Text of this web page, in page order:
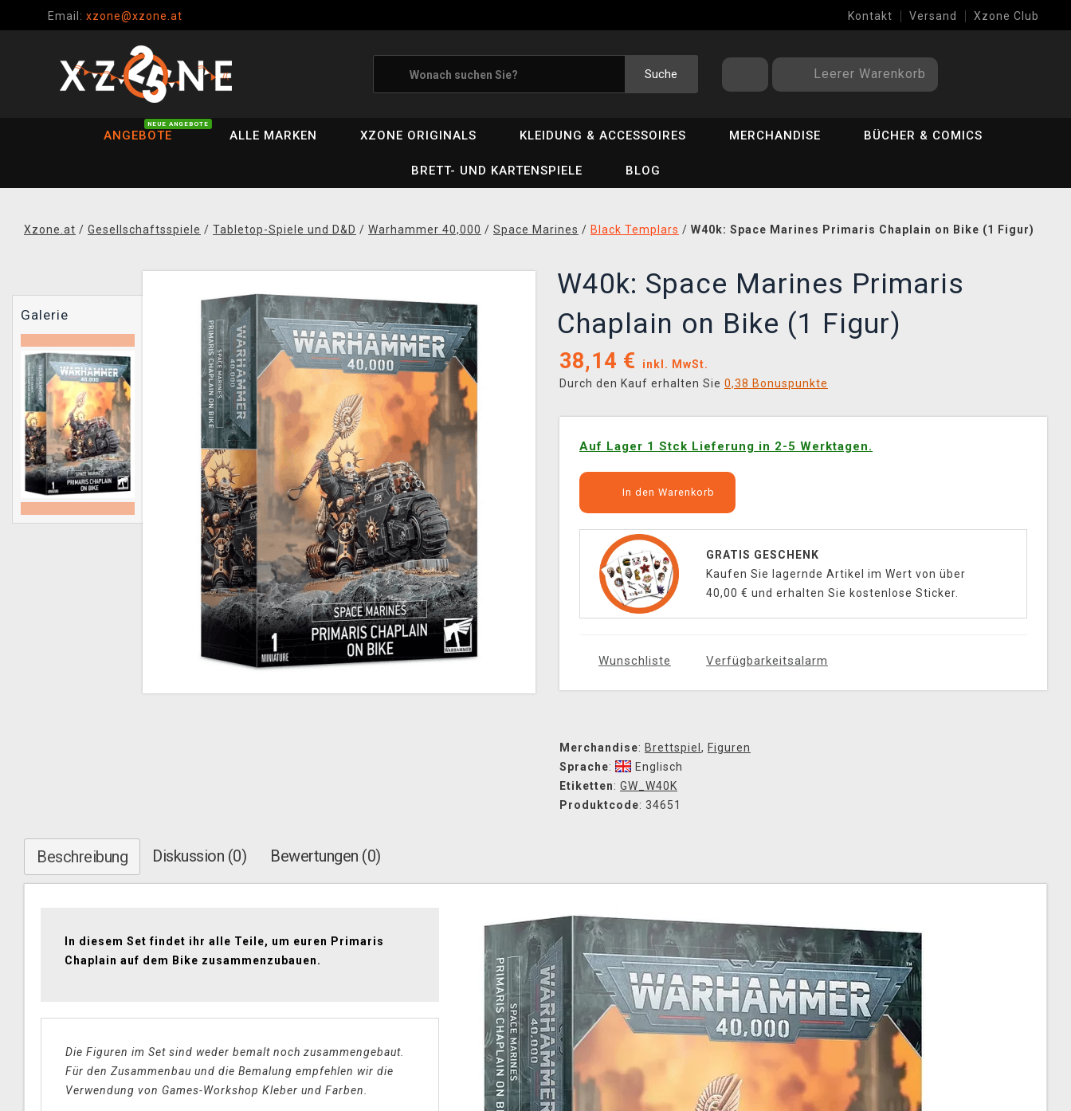
Email: xzone@xzone.at Kontakt Versand Xzone Club
Suche Leerer Warenkorb
ANGEBOTE
NEUE ANGEBOTE
ALLE MARKEN XZONE ORIGINALS KLEIDUNG & ACCESSOIRES MERCHANDISE BÜCHER & COMICS
BRETT- UND KARTENSPIELE BLOG
Xzone.at / Gesellschaftsspiele / Tabletop-Spiele und D&D / Warhammer 40,000 / Space Marines / Black Templars / W40k: Space Marines Primaris Chaplain on Bike (1 Figur)
Galerie
W40k: Space Marines Primaris
Chaplain on Bike (1 Figur)
38,14 €
inkl. MwSt.
Durch den Kauf erhalten Sie 0,38 Bonuspunkte
Auf Lager 1 Stck Lieferung in 2-5 Werktagen.
In den Warenkorb
GRATIS GESCHENK
Kaufen Sie lagernde Artikel im Wert von über
40,00 € und erhalten Sie kostenlose Sticker.
Wunschliste Verfügbarkeitsalarm
Merchandise: Brettspiel , Figuren
Sprache:
Englisch
Etiketten: GW_W40K
Produktcode: 34651
Beschreibung Diskussion (0) Bewertungen (0)
In diesem Set findet ihr alle Teile, um euren Primaris
Chaplain auf dem Bike zusammenzubauen.
Die Figuren im Set sind weder bemalt noch zusammengebaut.
Für den Zusammenbau und die Bemalung empfehlen wir die
Verwendung von Games-Workshop Kleber und Farben.